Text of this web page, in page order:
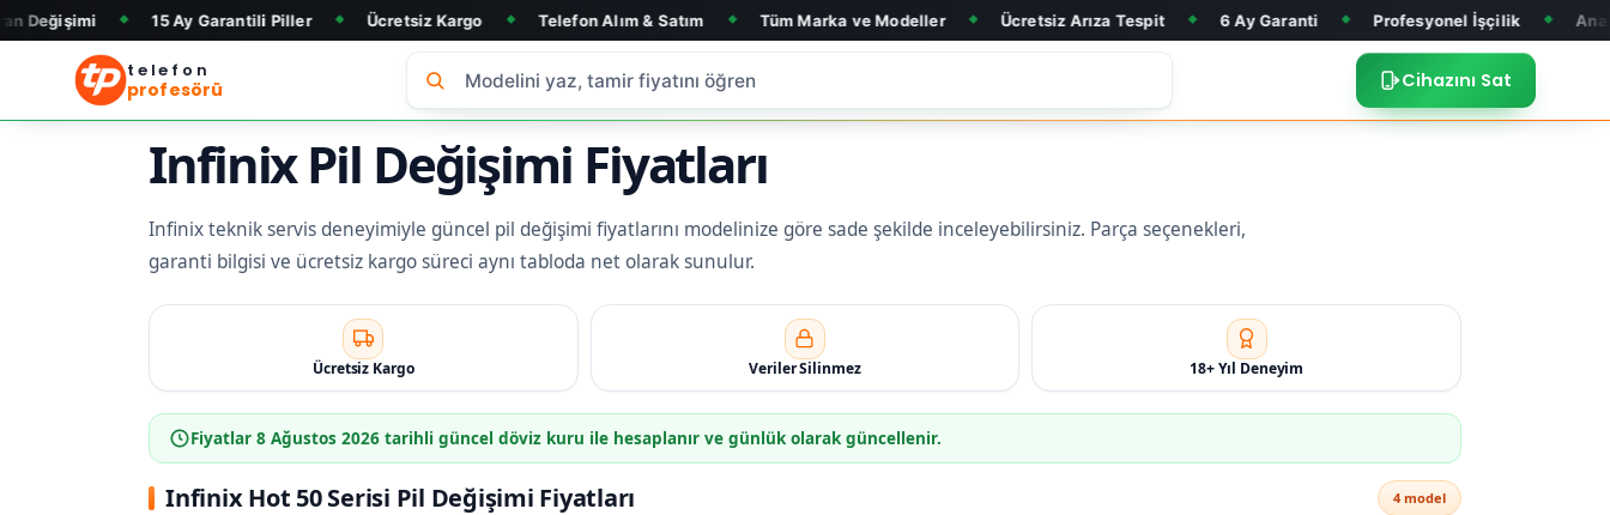
◆ 15 Ay Garantili Piller ◆ Ücretsiz Kargo ◆ Telefon Alım & Satım ◆ Tüm Marka ve Modeller ◆ Ücretsiz Arıza Tespit ◆ 6 Ay Garanti ◆ Profesyonel İşçilik ◆ Anakart
telefon
profesörü Cihazını Sat
Infinix Pil Değişimi Fiyatları
Infinix teknik servis deneyimiyle güncel pil değişimi fiyatlarını modelinize göre sade şekilde inceleyebilirsiniz. Parça seçenekleri,
garanti bilgisi ve ücretsiz kargo süreci aynı tabloda net olarak sunulur.
Ücretsiz Kargo Veriler Silinmez 18+ Yıl Deneyim
Fiyatlar 8 Ağustos 2026 tarihli güncel döviz kuru ile hesaplanır ve günlük olarak güncellenir.
Infinix Hot 50 Serisi Pil Değişimi Fiyatları 4 model